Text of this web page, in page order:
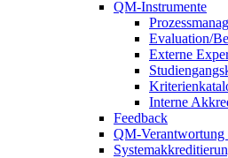
QM-Instrumente
Evaluation/
Externe
Interne
Feedback
QM-Verantwortung